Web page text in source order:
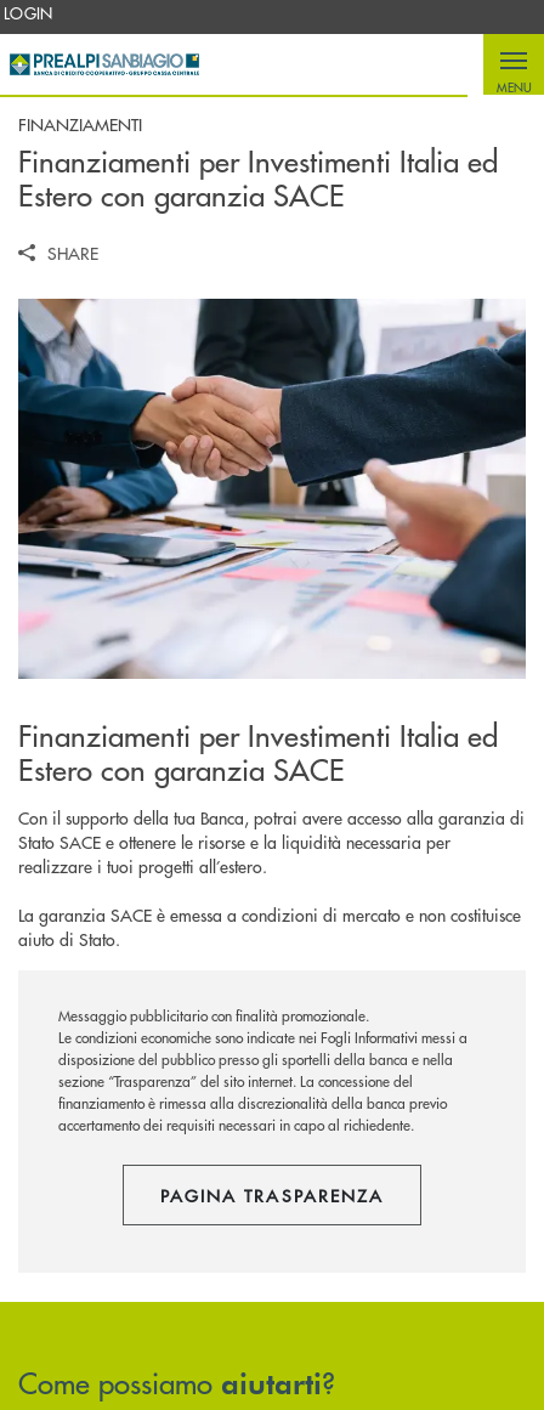
Salta al contenuto principale
LOGIN
MENU
FINANZIAMENTI
Finanziamenti per Investimenti Italia ed
Estero con garanzia SACE
SHARE
Finanziamenti per Investimenti Italia ed
Estero con garanzia SACE
Con il supporto della tua Banca, potrai avere accesso alla garanzia di
Stato SACE e ottenere le risorse e la liquidità necessaria per
realizzare i tuoi progetti all’estero.
La garanzia SACE è emessa a condizioni di mercato e non costituisce
aiuto di Stato.
Messaggio pubblicitario con finalità promozionale.
Le condizioni economiche sono indicate nei Fogli Informativi messi a
disposizione del pubblico presso gli sportelli della banca e nella
sezione “Trasparenza” del sito internet.La concessione del
finanziamento è rimessa alla discrezionalità della banca previo
accertamento dei requisiti necessari in capo al richiedente.
PAGINA TRASPARENZA
Come possiamo aiutarti?